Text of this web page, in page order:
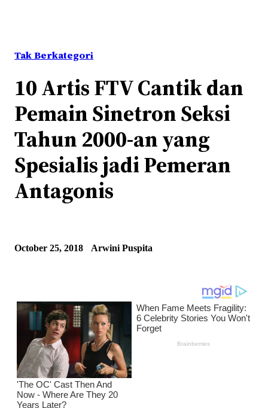
Tak Berkategori
10 Artis FTV Cantik dan
Pemain Sinetron Seksi
Tahun 2000-an yang
Spesialis jadi Pemeran
Antagonis
October 25, 2018 Arwini Puspita